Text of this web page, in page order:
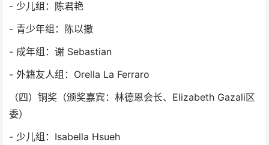
- 少儿组：陈君艳
- 青少年组：陈以撤
- 成年组：谢 Sebastian
- 外籍友人组：Orella La Ferraro
（四）铜奖（颁奖嘉宾：林德恩会长、Elizabeth Gazali区
委）
- 少儿组：Isabella Hsueh